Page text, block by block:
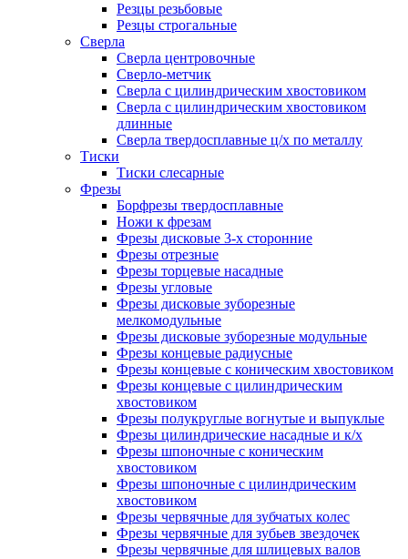
Резцы резьбовые
Резцы строгальные
Сверла
Сверла центровочные
Сверло-метчик
Сверла с цилиндрическим хвостовиком
Сверла с цилиндрическим хвостовиком
длинные
Сверла твердосплавные ц/х по металлу
Тиски
Тиски слесарные
Фрезы
Борфрезы твердосплавные
Ножи к фрезам
Фрезы дисковые 3-х сторонние
Фрезы отрезные
Фрезы торцевые насадные
Фрезы угловые
Фрезы дисковые зуборезные
мелкомодульные
Фрезы дисковые зуборезные модульные
Фрезы концевые радиусные
Фрезы концевые с коническим хвостовиком
Фрезы концевые с цилиндрическим
хвостовиком
Фрезы полукруглые вогнутые и выпуклые
Фрезы цилиндрические насадные и к/х
Фрезы шпоночные с коническим
хвостовиком
Фрезы шпоночные с цилиндрическим
хвостовиком
Фрезы червячные для зубчатых колес
Фрезы червячные для зубьев звездочек
Фрезы червячные для шлицевых валов